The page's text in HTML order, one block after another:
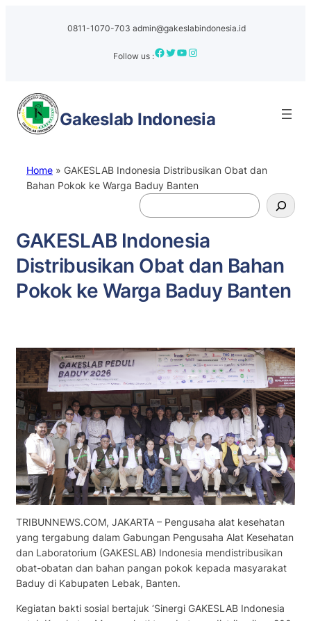
0811-1070-703 admin@gakeslabindonesia.id
Follow us :Facebook Twitter YouTube Instagram
Gakeslab Indonesia
Home » GAKESLAB Indonesia Distribusikan Obat dan
Bahan Pokok ke Warga Baduy Banten
S
e
r
c
h
GAKESLAB Indonesia
Distribusikan Obat dan Bahan
Pokok ke Warga Baduy Banten
TRIBUNNEWS.COM, JAKARTA – Pengusaha alat kesehatan
yang tergabung dalam Gabungan Pengusaha Alat Kesehatan
dan Laboratorium (GAKESLAB) Indonesia mendistribusikan
obat-obatan dan bahan pangan pokok kepada masyarakat
Baduy di Kabupaten Lebak, Banten.
Kegiatan bakti sosial bertajuk ‘Sinergi GAKESLAB Indonesia